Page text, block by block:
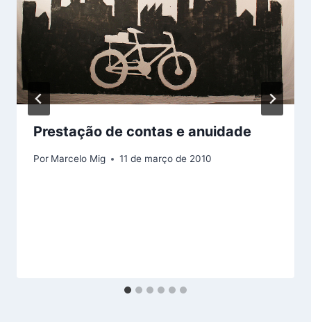
Prestação de contas e anuidade
Por Marcelo Mig 11 de março de 2010